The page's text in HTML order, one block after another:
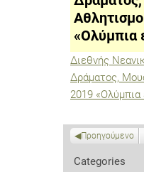
2019
«Ολύμπια
Δίω»
«Ολύμπια
Διεθνής
Δράματος,
2019 «Ολύμπια
Προηγούμενο
Categories